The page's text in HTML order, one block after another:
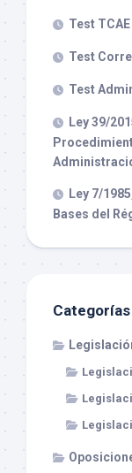
Test
Test
Test
Ley 39/
Ley 7/
Bases del
Categorías